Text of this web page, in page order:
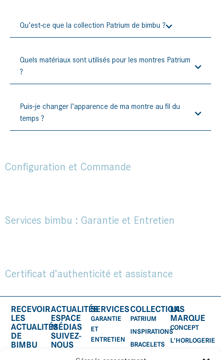
Configuration et Commande
Services bimbu : Garantie et Entretien
Certificat d’authenticité et assistance
Qu’est-ce que la collection Patrium de bimbu ?
Quels matériaux sont utilisés pour les montres Patrium
?
Puis-je changer l’apparence de ma montre au fil du
temps ?
LA
MARQUE
CONCEPT
L'HORLOGERIE
COLLECTIONS
PATRIUM
INSPIRATIONS
BRACELETS
ACCESSOIRES
SERVICES
GARANTIE
ET
ENTRETIEN
ACTUALITÉS
ESPACE
MÉDIAS
SUIVEZ-
NOUS
RECEVOIR
LES
ACTUALITÉS
DE
BIMBU